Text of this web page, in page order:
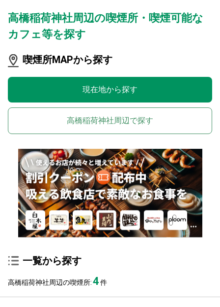
高橋稲荷神社周辺の喫煙所・喫煙可能な
カフェ等を探す
喫煙所MAPから探す
現在地から探す
高橋稲荷神社周辺で探す
一覧から探す
高橋稲荷神社周辺の喫煙所:4件